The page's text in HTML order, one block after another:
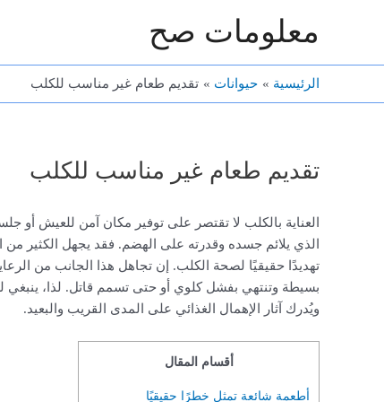
معلومات صح
الرئيسية حيوانات تقديم طعام غير مناسب للكلب
تقديم طعام غير مناسب للكلب
العناية بالكلب لا تقتصر على توفير مكان آمن للعيش أو
الذي يلائم جسده وقدرته على الهضم. فقد يجهل الكثير من
تهديدًا حقيقيًا لصحة الكلب. إن تجاهل هذا الجانب من
بسيطة وتنتهي بفشل كلوي أو حتى تسمم قاتل. لذا، ينبغي
ويُدرك آثار الإهمال الغذائي على المدى القريب والبعيد.
أقسام المقال
أطعمة شائعة تمثل خطرًا حقيقيًا